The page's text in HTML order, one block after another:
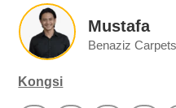
Mustafa
Benaziz
Kongsi